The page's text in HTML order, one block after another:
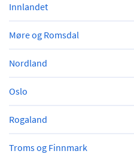
Innlandet
Møre og Romsdal
Nordland
Oslo
Rogaland
Troms og Finnmark